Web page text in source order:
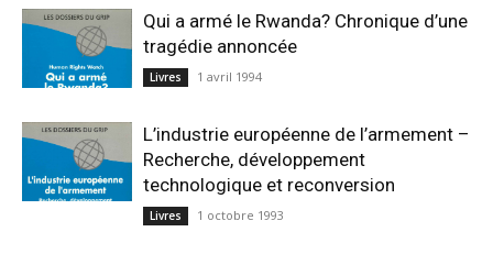
Qui a armé le Rwanda? Chronique d’une
tragédie annoncée
Livres 1 avril 1994
L’industrie européenne de l’armement –
Recherche, développement
technologique et reconversion
Livres 1 octobre 1993